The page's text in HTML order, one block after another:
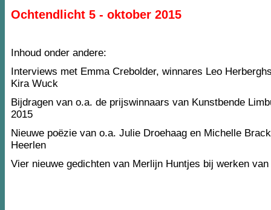
Ochtendlicht 5 - oktober 2015
Inhoud onder andere:
Interviews met Emma Crebolder, winnares Leo
Kira Wuck
Bijdragen van o.a. de prijswinnaars van Kunstbende
2015
Nieuwe poëzie van o.a. Julie Droehaag en Michelle
Heerlen
Vier nieuwe gedichten van Merlijn Huntjes bij werken van